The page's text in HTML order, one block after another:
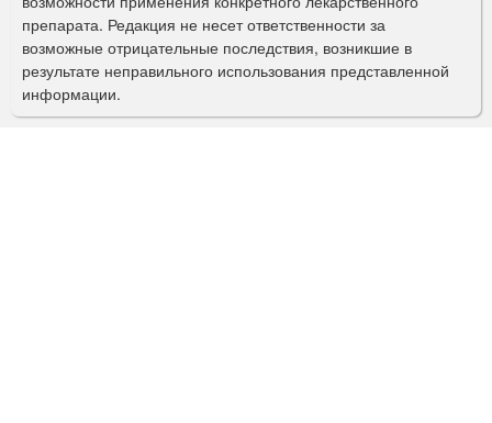
и
с
к
препарата. Редакция не несет ответственности за
возможные отрицательные последствия, возникшие в
результате неправильного использования представленной
информации.